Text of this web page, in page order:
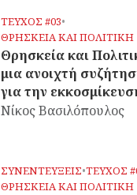
ΤΕΥΧΟΣ #03•
ΘΡΗΣΚΕΙΑ ΚΑΙ ΠΟΛΙΤΙΚΗ
Θρησκεία και
μια ανοιχτή
για την
Νίκος Βασιλόπουλος
ΣΥΝΕΝΤΕΥΞΕΙΣ•ΤΕΥΧΟΣ
ΘΡΗΣΚΕΙΑ ΚΑΙ ΠΟΛΙΤΙΚΗ